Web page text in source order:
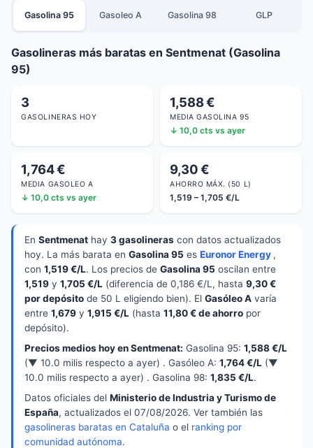
Gasolina 95 Gasoleo A Gasolina 98 GLP
Gasolineras más baratas en Sentmenat (Gasolina
95)
3
GASOLINERAS HOY
1,588 €
MEDIA GASOLINA 95
↓ 10,0 cts vs ayer
1,764 €
MEDIA GASOLEO A
↓ 10,0 cts vs ayer
9,30 €
AHORRO MÁX. (50 L)
1,519 – 1,705 €/L
En Sentmenat hay 3 gasolineras con datos actualizados
hoy. La más barata en Gasolina 95 es Euronor Energy ,
con 1,519 €/L. Los precios de Gasolina 95 oscilan entre
1,519 y 1,705 €/L (diferencia de 0,186 €/L, hasta 9,30 €
por depósito de 50 L eligiendo bien). El Gasóleo A varía
entre 1,679 y 1,915 €/L (hasta 11,80 € de ahorro por
depósito).
Precios medios hoy en Sentmenat: Gasolina 95: 1,588 €/L
(▼ 10.0 milis respecto a ayer) . Gasóleo A: 1,764 €/L (▼
10.0 milis respecto a ayer) . Gasolina 98: 1,835 €/L.
Datos oficiales del Ministerio de Industria y Turismo de
España, actualizados el 07/08/2026. Ver también las
gasolineras baratas en Cataluña o el ranking por
comunidad autónoma.